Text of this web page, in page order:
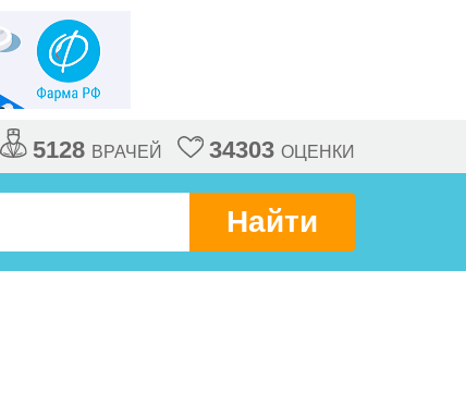
5128 ВРАЧЕЙ 34303 ОЦЕНКИ
Найти